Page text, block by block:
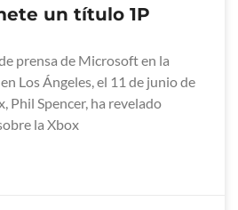
un título 1P
prensa de Microsoft en la
Los Ángeles, el 11 de junio de
Phil Spencer, ha revelado
la Xbox